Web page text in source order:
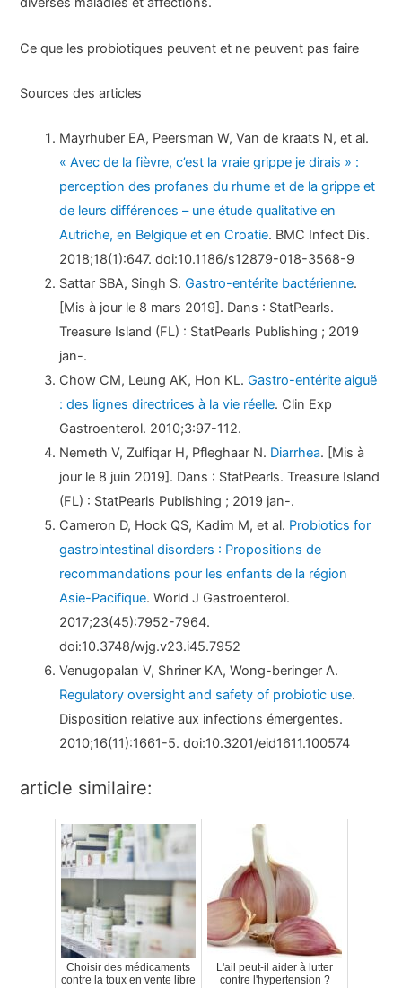
Ce que les probiotiques peuvent et ne peuvent pas faire
Sources des articles
Mayrhuber EA, Peersman W, Van de kraats N, et al.
« Avec de la fièvre, c’est la vraie grippe je dirais » :
perception des profanes du rhume et de la grippe et
de leurs différences – une étude qualitative en
Autriche, en Belgique et en Croatie. BMC Infect Dis.
2018;18(1):647. doi:10.1186/s12879-018-3568-9
Sattar SBA, Singh S.Gastro-entérite bactérienne.
[Mis à jour le 8 mars 2019]. Dans : StatPearls.
Treasure Island (FL) : StatPearls Publishing ; 2019
jan-.
Chow CM, Leung AK, Hon KL.Gastro-entérite aiguë
: des lignes directrices à la vie réelle. Clin Exp
Gastroenterol. 2010;3:97-112.
Nemeth V, Zulfiqar H, Pfleghaar N. Diarrhea. [Mis à
jour le 8 juin 2019]. Dans : StatPearls. Treasure Island
(FL) : StatPearls Publishing ; 2019 jan-.
Cameron D, Hock QS, Kadim M, et al. Probiotics for
gastrointestinal disorders : Propositions de
recommandations pour les enfants de la région
Asie-Pacifique. World J Gastroenterol.
2017;23(45):7952-7964.
doi:10.3748/wjg.v23.i45.7952
Venugopalan V, Shriner KA, Wong-beringer A.
Regulatory oversight and safety of probiotic use.
Disposition relative aux infections émergentes.
2010;16(11):1661-5. doi:10.3201/eid1611.100574
article similaire:
Choisir des médicaments
contre la toux en vente libre
L'ail peut-il aider à lutter
contre l'hypertension ?